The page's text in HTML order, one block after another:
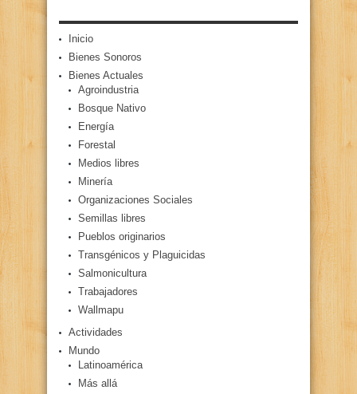
Inicio
Bienes Sonoros
Bienes Actuales
Agroindustria
Bosque Nativo
Energía
Forestal
Medios libres
Minería
Organizaciones Sociales
Semillas libres
Pueblos originarios
Transgénicos y Plaguicidas
Salmonicultura
Trabajadores
Wallmapu
Actividades
Mundo
Latinoamérica
Más allá